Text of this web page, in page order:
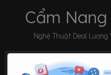
Cẩm Nang
Nghệ Thuật Deal